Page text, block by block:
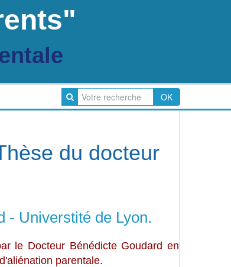
OK
du docteur
- Universtité de Lyon.
le Docteur Bénédicte Goudard en
parentale.